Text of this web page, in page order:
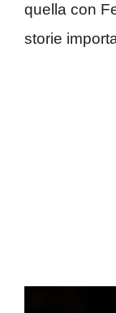
quella con
storie